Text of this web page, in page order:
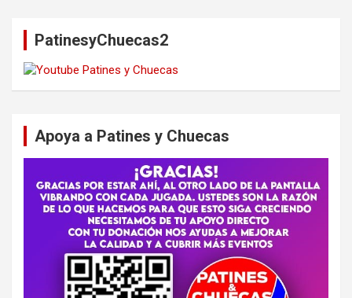
PatinesyChuecas2
Apoya a Patines y Chuecas